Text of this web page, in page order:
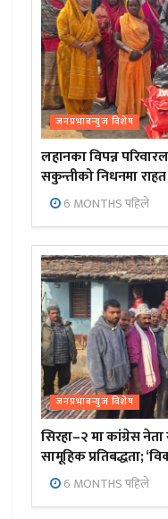
जनप्रभाबन्युज विशेष
लहानका विपन्न
सकुन्तीको निधनमा राहत
6 MONTHS पहिले
जनप्रभाबन्युज विशेष
सिरहा–२ मा कांग्रेस
सामूहिक प्रतिबद्धता;
6 MONTHS पहिले